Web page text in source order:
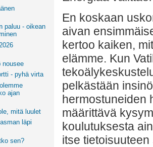
paluu - oikean
nousee
- pyhä virta
ajan
mitä luulet
läpi
sen?
En koskaan
aivan
kertoo kaiken,
elämme. Kun
pelkästään
hermostuneiden
määrittävä
koulutuksesta
itse